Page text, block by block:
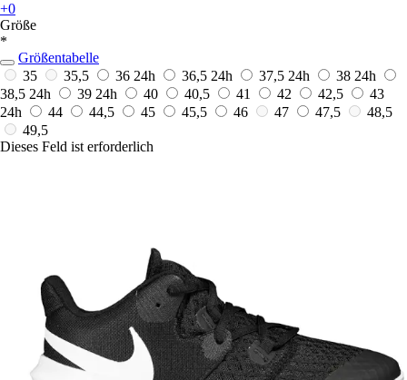
+0
Größe
*
Größentabelle
35
35,5 36 24h 36,5 24h 37,5 24h 38 24h
38,5 24h 39 24h 40 40,5 41 42 42,5
43
24h
44 44,5 45 45,5 46 47 47,5
48,5
49,5
Dieses Feld ist erforderlich